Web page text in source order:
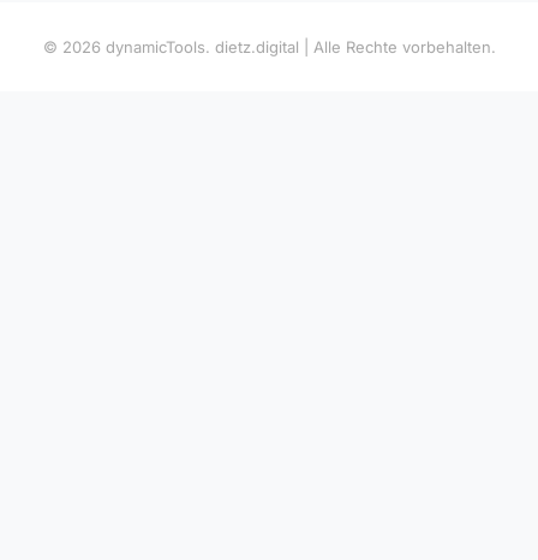
© 2026 dynamicTools. dietz.digital | Alle Rechte vorbehalten.